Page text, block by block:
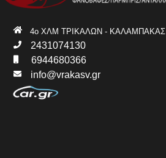
4ο ΧΛΜ ΤΡΙΚΑΛΩΝ - ΚΑΛΑΜΠΑΚΑΣ
2431074130
6944680366
info@vrakasv.gr